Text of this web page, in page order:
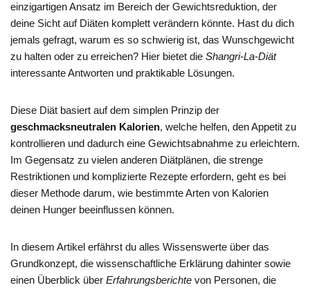
einzigartigen Ansatz im Bereich der Gewichtsreduktion, der
deine Sicht auf Diäten komplett verändern könnte. Hast du dich
jemals gefragt, warum es so schwierig ist, das Wunschgewicht
zu halten oder zu erreichen? Hier bietet die Shangri-La-Diät
interessante Antworten und praktikable Lösungen.
Diese Diät basiert auf dem simplen Prinzip der
geschmacksneutralen Kalorien, welche helfen, den Appetit zu
kontrollieren und dadurch eine Gewichtsabnahme zu erleichtern.
Im Gegensatz zu vielen anderen Diätplänen, die strenge
Restriktionen und komplizierte Rezepte erfordern, geht es bei
dieser Methode darum, wie bestimmte Arten von Kalorien
deinen Hunger beeinflussen können.
In diesem Artikel erfährst du alles Wissenswerte über das
Grundkonzept, die wissenschaftliche Erklärung dahinter sowie
einen Überblick über Erfahrungsberichte von Personen, die